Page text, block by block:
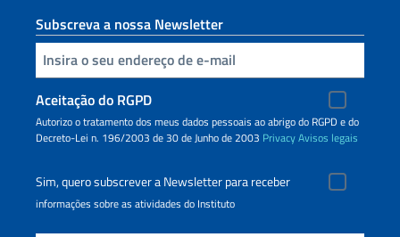
Subscreva a nossa Newsletter
Inserisci la tua email
Aceitação do RGPD
Autorizo o tratamento dos meus dados pessoais ao abrigo do RGPD e do
Decreto-Lei n. 196/2003 de 30 de Junho de 2003 PrivacyAvisos legais
Sim, quero subscrever a Newsletter para receber
informações sobre as atividades do Instituto